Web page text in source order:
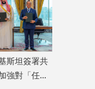
斯坦簽署共
強對「任何